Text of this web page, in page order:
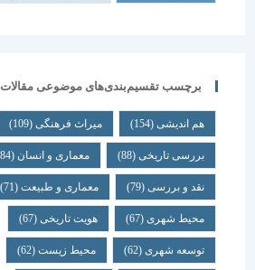
برچسب تقسیم‌بندی‌های موضوعی مقالات
هم اندیشی(154) میراث فرهنگی(109)
بررسی تاریخی(88) معماری و انسان (84)
نقد و بررسی(79) معماری و طبیعت(71)
محیط شهری(67) هویت تاریخی(67)
توسعه شهری(62) محیط زیست(62)